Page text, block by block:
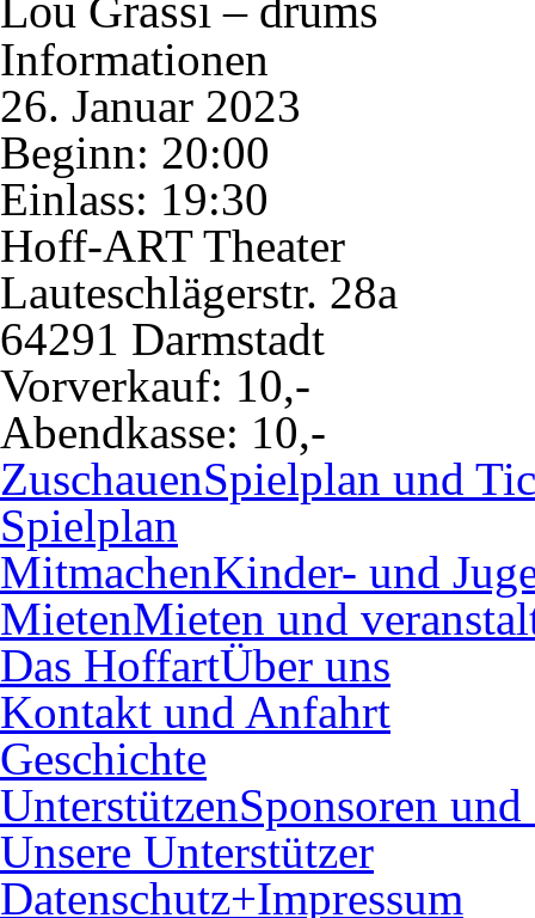
Lou Grassi – drums
Informationen
26. Januar 2023
Beginn: 20:00
Einlass: 19:30
Hoff-ART Theater
Lauteschlägerstr. 28a
64291 Darmstadt
Vorverkauf: 10,-
Abendkasse: 10,-
ZuschauenSpielplan und
Spielplan
MitmachenKinder- und
MietenMieten und
Das HoffartÜber uns
Kontakt und Anfahrt
Geschichte
UnterstützenSponsoren
Unsere Unterstützer
Datenschutz+Impressum